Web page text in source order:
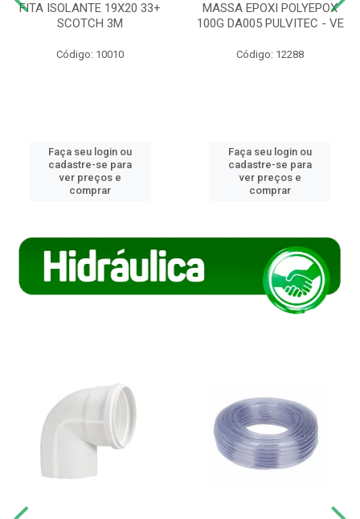
FITA ISOLANTE 19X20 33+
SCOTCH 3M
Código: 10010
Faça seu login ou
cadastre-se para
ver preços e
comprar
MASSA EPOXI POLYEPOX
100G DA005 PULVITEC - VE
Código: 12288
Faça seu login ou
cadastre-se para
ver preços e
comprar